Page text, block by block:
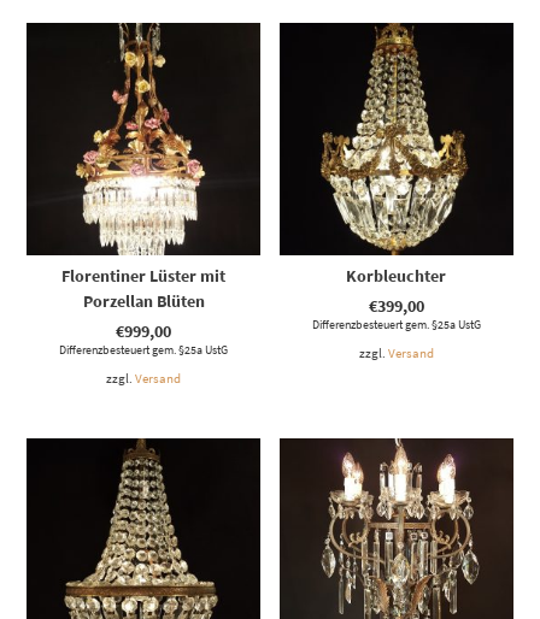
Florentiner Lüster mit
Porzellan Blüten
€999,00
Differenzbesteuert gem. §25a UstG
zzgl.Versand
Korbleuchter
€399,00
Differenzbesteuert gem. §25a UstG
zzgl. Versand